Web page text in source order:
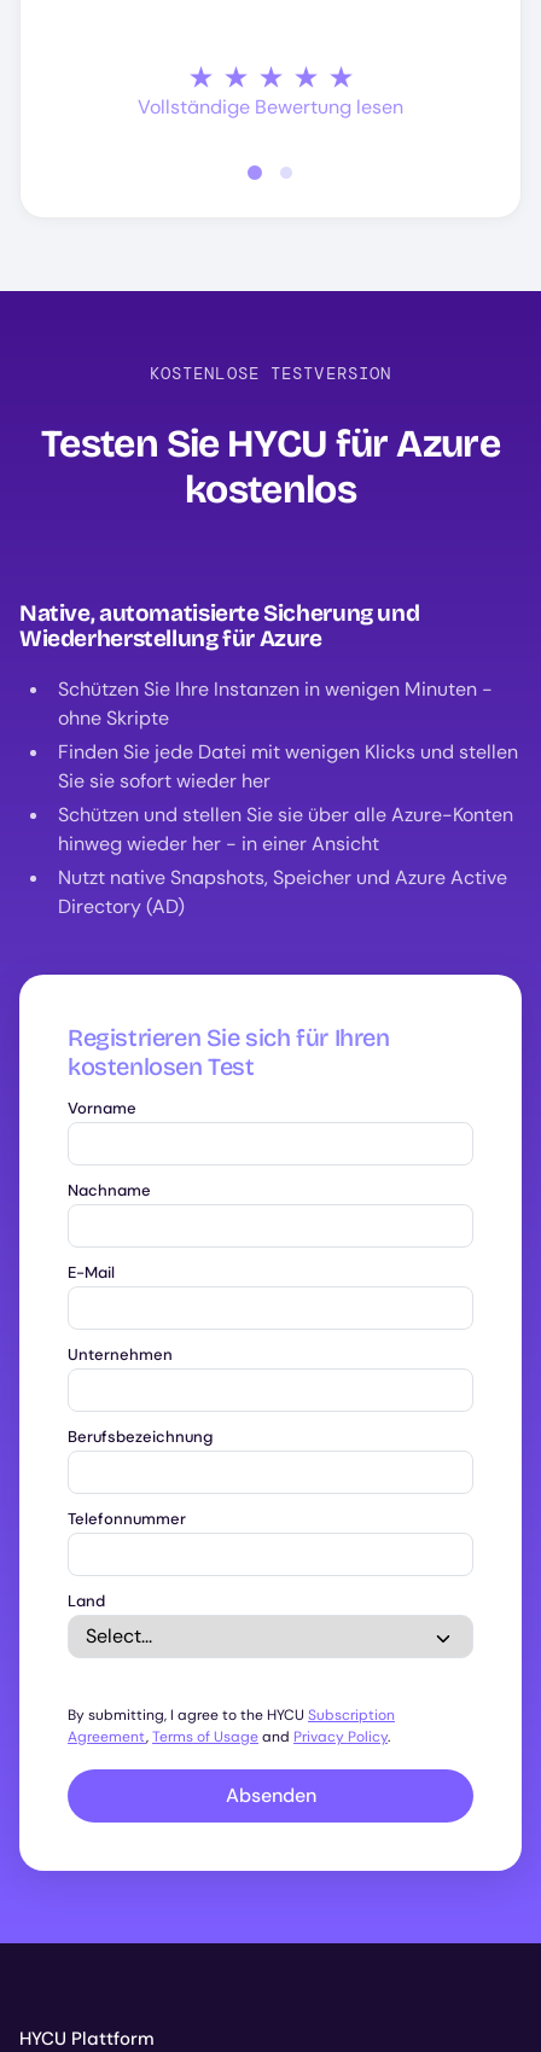
Vollständige Bewertung lesen
Vollständige Bewertung lesen
KOSTENLOSE TESTVERSION
Testen Sie HYCU für Azure
kostenlos
Native, automatisierte Sicherung und
Wiederherstellung für Azure
Schützen Sie Ihre Instanzen in wenigen Minuten -
ohne Skripte
Finden Sie jede Datei mit wenigen Klicks und stellen
Sie sie sofort wieder her
Schützen und stellen Sie sie über alle Azure-Konten
hinweg wieder her - in einer Ansicht
Nutzt native Snapshots, Speicher und Azure Active
Directory (AD)
Registrieren Sie sich für Ihren
kostenlosen Test
Vorname
Nachname
E-Mail
Unternehmen
Berufsbezeichnung
Telefonnummer
Land
By submitting, I agree to the HYCU Subscription
Agreement,Terms of Usageand Privacy Policy.
Absenden
HYCU Plattform